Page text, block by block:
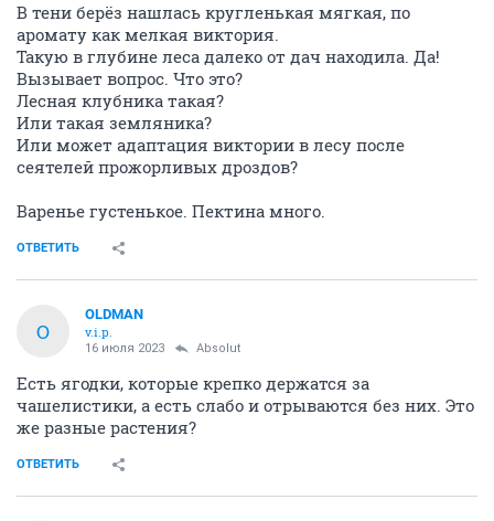
В тени берёз нашлась кругленькая мягкая, по
аромату как мелкая виктория.
Такую в глубине леса далеко от дач находила. Да!
Вызывает вопрос. Что это?
Лесная клубника такая?
Или такая земляника?
Или может адаптация виктории в лесу после
сеятелей прожорливых дроздов?
Варенье густенькое. Пектина много.
ОТВЕТИТЬ
O
OLDMAN
v.i.p.
16 июля 2023 Absolut
Есть ягодки, которые крепко держатся за
чашелистики, а есть слабо и отрываются без них. Это
же разные растения?
ОТВЕТИТЬ